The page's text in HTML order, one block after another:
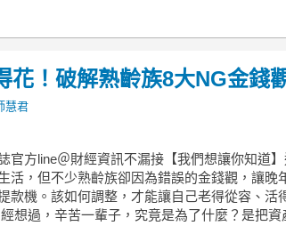
花！破解熟齡族8大NG金錢
慧君
官方line＠財經資訊不漏接【我們想讓你知道
活，但不少熟齡族卻因為錯誤的金錢觀，讓晚
款機。該如何調整，才能讓自己老得從容、活
想過，辛苦一輩子，究竟是為了什麼？是把資